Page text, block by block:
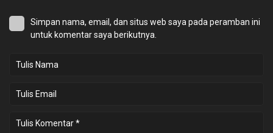
Simpan nama, email, dan situs web saya pada peramban ini
untuk komentar saya berikutnya.